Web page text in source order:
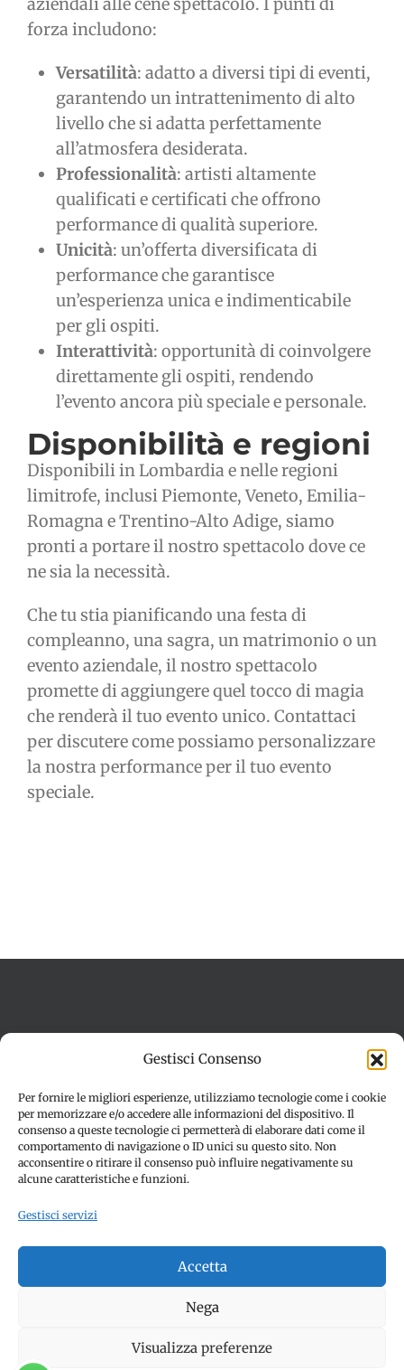
Gestisci Consenso
Per fornire le migliori esperienze, utilizziamo tecnologie come i cookie
per memorizzare e/o accedere alle informazioni del dispositivo. Il
consenso a queste tecnologie ci permetterà di elaborare dati come il
comportamento di navigazione o ID unici su questo sito. Non
acconsentire o ritirare il consenso può influire negativamente su
alcune caratteristiche e funzioni.
Gestisci servizi
Accetta
Nega
Visualizza preferenze
aziendali alle cene spettacolo. I punti di
forza includono:
Versatilità: adatto a diversi tipi di eventi,
garantendo un intrattenimento di alto
livello che si adatta perfettamente
all’atmosfera desiderata.
Professionalità: artisti altamente
qualificati e certificati che offrono
performance di qualità superiore.
Unicità: un’offerta diversificata di
performance che garantisce
un’esperienza unica e indimenticabile
per gli ospiti.
Interattività: opportunità di coinvolgere
direttamente gli ospiti, rendendo
l’evento ancora più speciale e personale.
Disponibilità e regioni
Disponibili in Lombardia e nelle regioni
limitrofe, inclusi Piemonte, Veneto, Emilia-
Romagna e Trentino-Alto Adige, siamo
pronti a portare il nostro spettacolo dove ce
ne sia la necessità.
Che tu stia pianificando una festa di
compleanno, una sagra, un matrimonio o un
evento aziendale, il nostro spettacolo
promette di aggiungere quel tocco di magia
che renderà il tuo evento unico. Contattaci
per discutere come possiamo personalizzare
la nostra performance per il tuo evento
speciale.
Disconoscimento
© Copyright 2012 -2026 | SPETTACOLI EVENTI - CIVITANOVA
MARCHE (MC) - Partita iva: 01907890436 | ALL RIGHTS
RESERVED | Made with ❤️ by